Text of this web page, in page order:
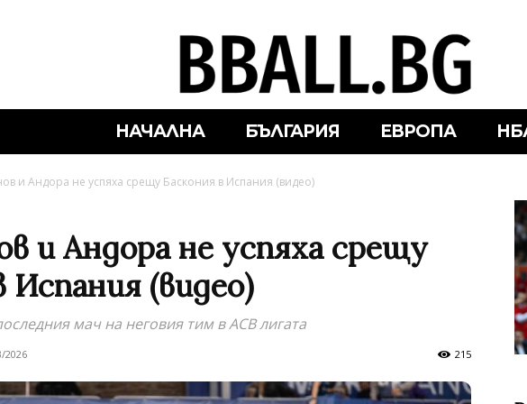
НАЧАЛНА БЪЛГАРИЯ ЕВРОПА
и Андора не успяха срещу Баскония в Испания (видео)
и Андора не успяха срещу
Испания (видео)
мач на неговия тим в ACB лигата
2026 215